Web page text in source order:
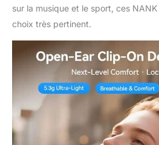
sur la musique et le sport, ces
choix très pertinent.